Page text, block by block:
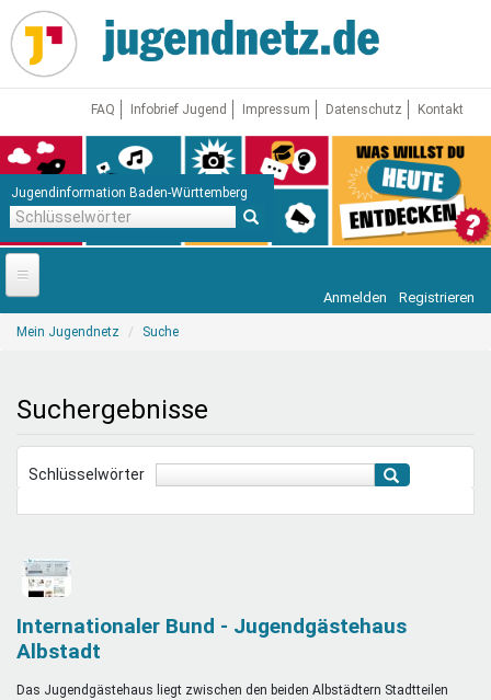
Direkt
zum
Inhalt
FAQ Infobrief Jugend Impressum Datenschutz Kontakt
Jugendinformation Baden-Württemberg
Startseite
Freizeit & Reisen
Schule & Beruf
Demokratie & Beteiligung
Anmelden Registrieren
Sie
Mein Jugendnetz Suche
Suchergebnisse
Schlüsselwörter
Internationaler Bund - Jugendgästehaus
Albstadt
Das Jugendgästehaus liegt zwischen den beiden Albstädtern Stadtteilen